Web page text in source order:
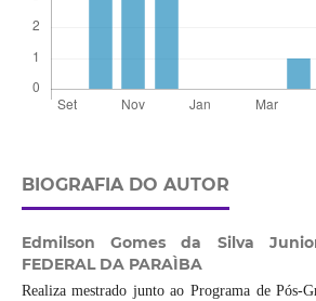
BIOGRAFIA DO AUTOR
Edmilson Gomes da Silva
FEDERAL DA PARAÌBA
Realiza mestrado junto ao Programa de Pós-